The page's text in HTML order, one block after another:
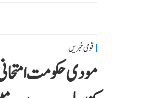
قومی خبریں
مودی حکومت